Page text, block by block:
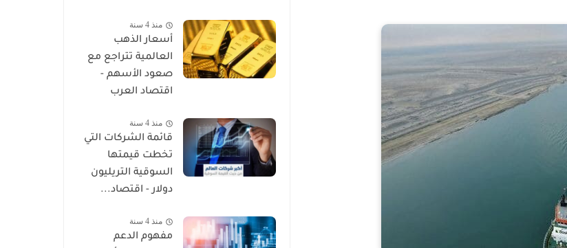
منذ 4 سنة
أسعار الذهب
العالمية تتراجع مع
صعود الأسهم -
اقتصاد العرب
منذ 4 سنة
قائمة الشركات التي
تخطت قيمتها
السوقية التريليون
دولار - اقتصاد...
منذ 4 سنة
مفهوم الدعم